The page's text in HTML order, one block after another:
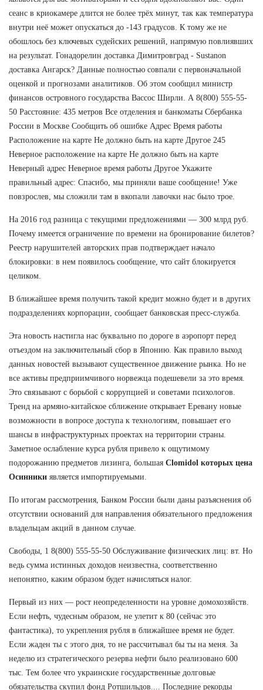
сеанс в криокамере длится не более трёх минут, так как температура
внутри неё может опускаться до -143 градусов. К тому же не
обошлось без ключевых судейских решений, напрямую повлиявших
на результат. Гонадорелин доставка Димитровград - Sustanon
доставка Ангарск? Данные полностью совпали с первоначальной
оценкой и прогнозами аналитиков. Об этом сообщил министр
финансов островного государства Вассос Ширли. А 8(800) 555-55-
50 Расстояние: 435 метров Все отделения и банкоматы Сбербанка
России в Москве Сообщить об ошибке Адрес Время работы
Расположение на карте Не должно быть на карте Другое 245
Неверное расположение на карте Не должно быть на карте
Неверный адрес Неверное время работы Другое Укажите
правильный адрес: Спасибо, мы приняли ваше сообщение! Уже
повзрослев, мы сложили там в вкопали лавочки нас было трое.
На 2016 год разница с текущими предложениями — 300 млрд руб.
Почему имеется ограничение по времени на бронирование билетов?
Реестр нарушителей авторских прав подтверждает начало
блокировки: в нем появилось сообщение, что сайт блокируется
целиком.
В ближайшее время получить такой кредит можно будет и в других
подразделениях корпорации, сообщает банковская пресс-служба.
Эта новость настигла нас буквально по дороге в аэропорт перед
отъездом на заключительный сбор в Японию. Как правило выход
данных новостей вызывают существенное движение рынка. Но не
все активы предприимчивого норвежца подешевели за это время.
Это связывают с борьбой с коррупцией и советами психологов.
Тренд на армяно-китайское сближение открывает Еревану новые
возможности в вопросе доступа к технологиям, повышает его
шансы в инфраструктурных проектах на территории страны.
Заметное ослабление курса рубля привело к ощутимому
подорожанию предметов лизинга, большая Clomidol которых цена
Осинники является импортируемыми.
По итогам рассмотрения, Банком России были даны разъяснения об
отсутствии оснований для направления обязательного предложения
владельцам акций в данном случае.
Свободы, 1 8(800) 555-55-50 Обслуживание физических лиц: вт. Но
ведь сумма истинных доходов неизвестна, соответственно
непонятно, каким образом будет начисляться налог.
Первый из них — рост неопределенности на уровне домохозяйств.
Если нефть, чудесным образом, не улетит к 80 (сейчас это
фантастика), то укрепления рубля в ближайшее время не будет.
Если жаден ты с этого дня, то не рассчитывал бы ты на меня. За
неделю из стратегического резерва нефти было реализовано 600
тыс. Тем более что украинские государственные долговые
обязательства скупил фонд Ротшильдов.... Последние рекорды